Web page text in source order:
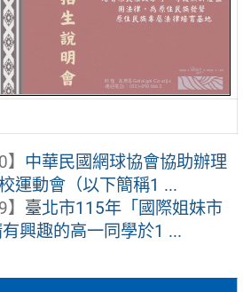
中華民國網球協會協助辦理
運動會（以下簡稱1 ...
臺北市115年「國際姐妹市
興趣的高一同學於1 ...